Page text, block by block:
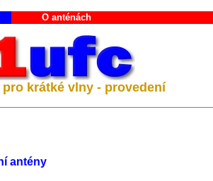
O anténách
krátké vlny - provedení
antény